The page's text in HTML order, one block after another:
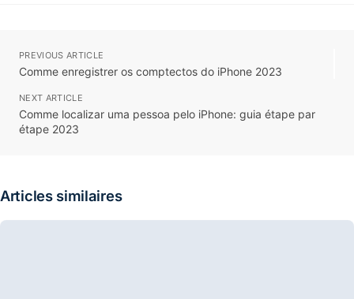
PREVIOUS ARTICLE
Comme enregistrer os comptectos do iPhone 2023
NEXT ARTICLE
Comme localizar uma pessoa pelo iPhone: guia étape par
étape 2023
Articles similaires